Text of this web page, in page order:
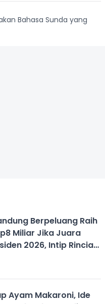
Bahasa Sunda yang
Berpeluang Raih
Miliar Jika Juara
2026, Intip Rincian
Ayam Makaroni, Ide